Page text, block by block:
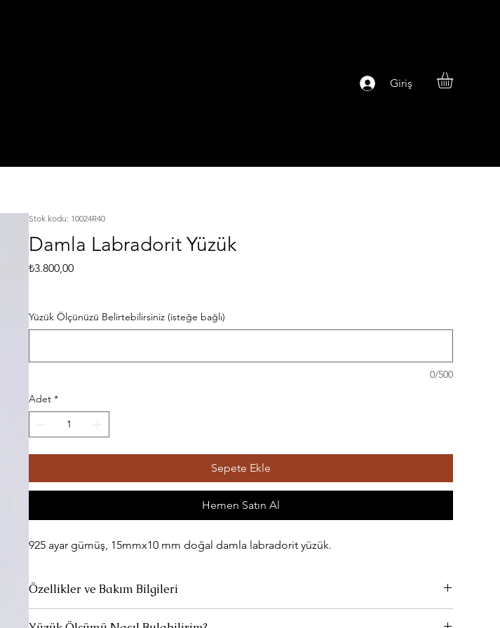
Giriş
Stok kodu: 10024R40
Damla Labradorit Yüzük
₺3.800,00Fiyat
Yüzük Ölçünüzü Belirtebilirsiniz (isteğe bağlı)
0/500
Adet *
Sepete Ekle
Hemen Satın Al
925 ayar gümüş, 15mmx10 mm doğal damla labradorit yüzük.
Özellikler ve Bakım Bilgileri